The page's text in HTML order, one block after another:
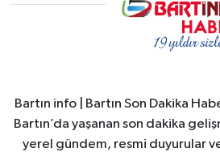
Bartın info | Bartın Son Dakika
Bartın’da yaşanan son dakika
yerel gündem, resmi duyurular